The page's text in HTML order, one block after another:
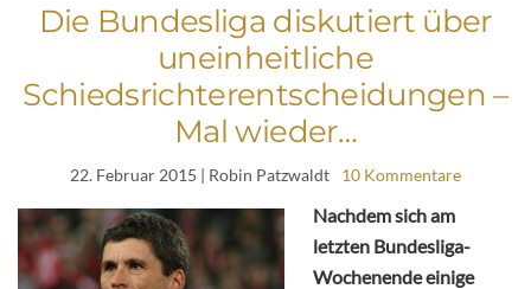
Die Bundesliga diskutiert über
uneinheitliche
Schiedsrichterentscheidungen –
Mal wieder…
22. Februar 2015 | Robin Patzwaldt 10 Kommentare
Nachdem sich am
letzten Bundesliga-
Wochenende einige